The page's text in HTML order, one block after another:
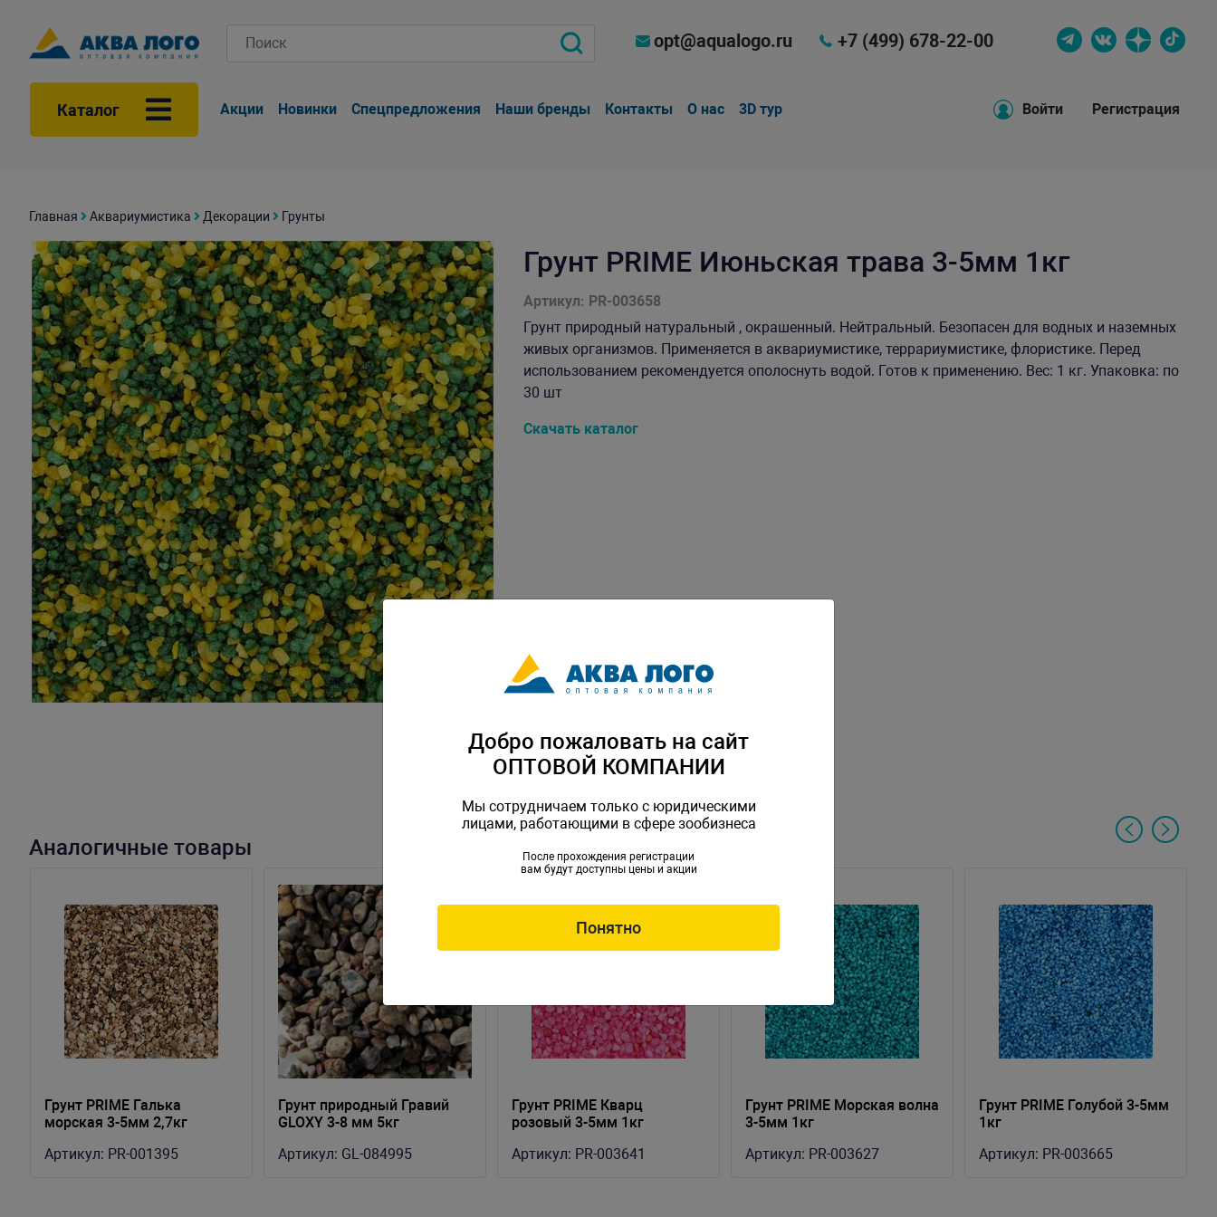
opt@aqualogo.ru +7 (499) 678-22-00
Каталог Акции Новинки Спецпредложения Наши бренды Контакты О нас 3D тур Войти Регистрация
Главная Аквариумистика Декорации Грунты
Грунт PRIME Июньская трава 3-5мм 1кг
Артикул: PR-003658
Грунт природный натуральный , окрашенный. Нейтральный. Безопасен для водных и наземных
живых организмов. Применяется в аквариумистике, террариумистике, флористике. Перед
использованием рекомендуется ополоснуть водой. Готов к применению. Вес: 1 кг. Упаковка: по
30 шт
Скачать каталог
Аналогичные товары
Грунт PRIME Галька
морская 3-5мм 2,7кг
Артикул: PR-001395
Грунт природный Гравий
GLOXY 3-8 мм 5кг
Артикул: GL-084995
Грунт PRIME Кварц
розовый 3-5мм 1кг
Артикул: PR-003641
Грунт PRIME Морская волна
3-5мм 1кг
Артикул: PR-003627
Грунт PRIME Голубой 3-5мм
1кг
Артикул: PR-003665
Добро пожаловать на сайт
ОПТОВОЙ КОМПАНИИ
Мы сотрудничаем только с юридическими
лицами, работающими в сфере зообизнеса
После прохождения регистрации
вам будут доступны цены и акции
Понятно